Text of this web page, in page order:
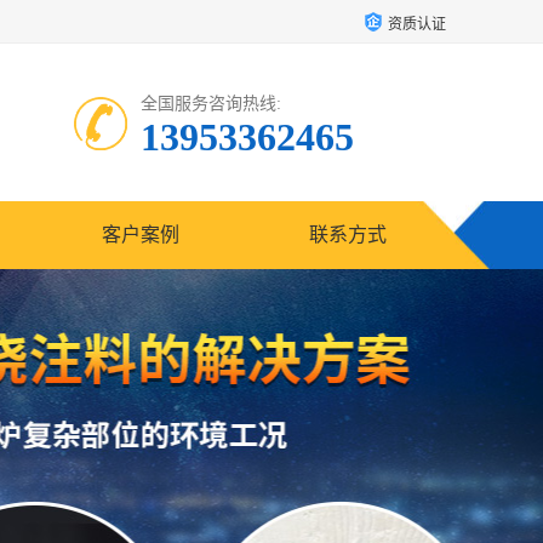
资质认证
全国服务咨询热线:
13953362465
客户案例 联系方式